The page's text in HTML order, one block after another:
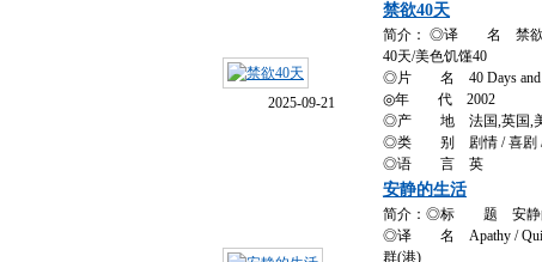
2025-09-21
禁欲40天
简介： ◎译 名 禁欲
40天/美色饥馑40
◎片 名 40 Days and
◎年 代 2002
◎产 地 法国,英国,
◎类 别 剧情 / 喜剧 /
◎语 言 英
安静的生活
简介：◎标 题 安静
◎译 名 Apathy / Quiet
群(港)